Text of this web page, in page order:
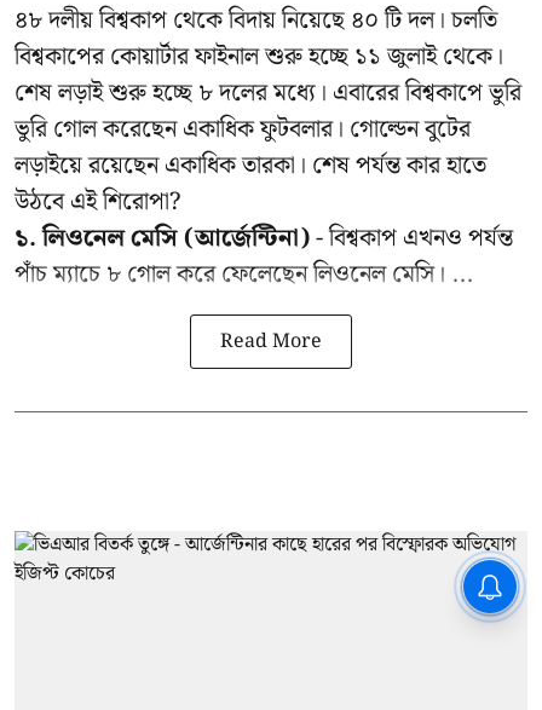
৪৮ দলীয় বিশ্বকাপ থেকে বিদায় নিয়েছে ৪০ টি দল। চলতি
বিশ্বকাপের কোয়ার্টার ফাইনাল শুরু হচ্ছে ১১ জুলাই থেকে।
শেষ লড়াই শুরু হচ্ছে ৮ দলের মধ্যে। এবারের বিশ্বকাপে ভুরি
ভুরি গোল করেছেন একাধিক ফুটবলার। গোল্ডেন বুটের
লড়াইয়ে রয়েছেন একাধিক তারকা। শেষ পর্যন্ত কার হাতে
উঠবে এই শিরোপা?
১. লিওনেল মেসি (আর্জেন্টিনা)- বিশ্বকাপ এখনও পর্যন্ত
পাঁচ ম্যাচে ৮ গোল করে ফেলেছেন লিওনেল মেসি। ...
Read More